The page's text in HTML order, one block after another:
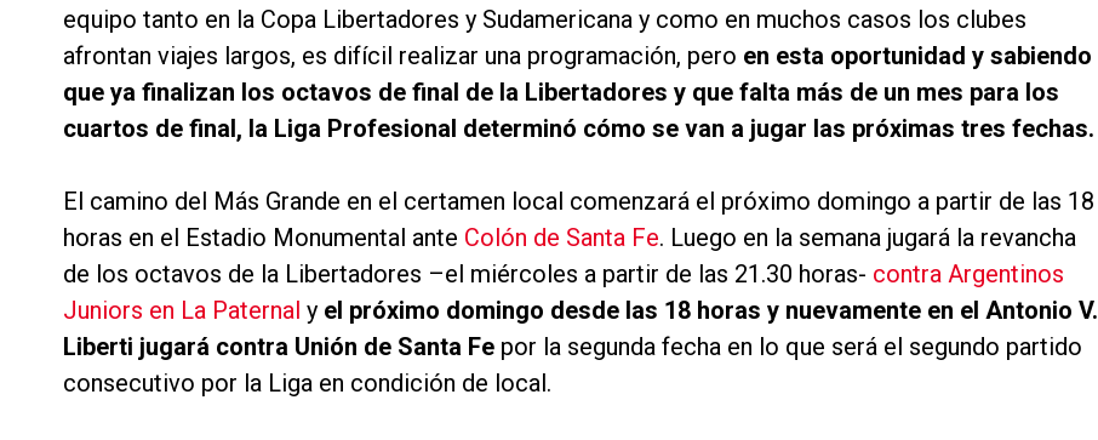
equipo tanto en la Copa Libertadores y Sudamericana y como en muchos casos los clubes
afrontan viajes largos, es difícil realizar una programación, pero en esta oportunidad y sabiendo
que ya finalizan los octavos de final de la Libertadores y que falta más de un mes para los
cuartos de final, la Liga Profesional determinó cómo se van a jugar las próximas tres fechas.
El camino del Más Grande en el certamen local comenzará el próximo domingo a partir de las 18
horas en el Estadio Monumental ante Colón de Santa Fe. Luego en la semana jugará la revancha
de los octavos de la Libertadores –el miércoles a partir de las 21.30 horas- contra Argentinos
Juniors en La Paternal y el próximo domingo desde las 18 horas y nuevamente en el Antonio V.
Liberti jugará contra Unión de Santa Fe por la segunda fecha en lo que será el segundo partido
consecutivo por la Liga en condición de local.